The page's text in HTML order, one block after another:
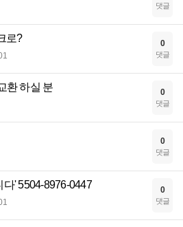
댓글
로? 0
댓글
환 하실 분 0
댓글
0
댓글
' 5504-8976-0447 0
댓글